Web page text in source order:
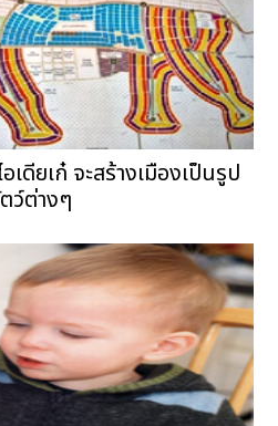
เดียเก๋ จะสร้างเมืองเป็นรูป
ว์ต่างๆ